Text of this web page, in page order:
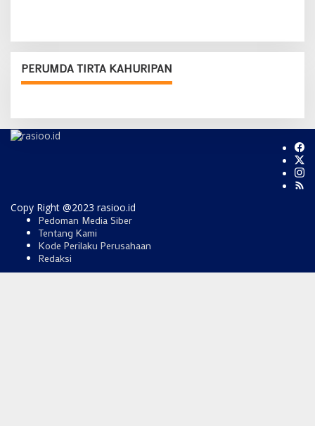
PERUMDA TIRTA KAHURIPAN
Copy Right @2023 rasioo.id
Pedoman Media Siber
Tentang Kami
Kode Perilaku Perusahaan
Redaksi